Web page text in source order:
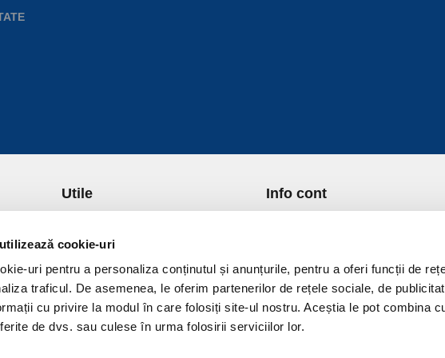
cookie-uri
uri pentru a personaliza conținutul și anunțurile, pentru a oferi funcții de
traficul. De asemenea, le oferim partenerilor de rețele sociale, de
cu privire la modul în care folosiți site-ul nostru. Aceștia le pot combina
de dvs. sau culese în urma folosirii serviciilor lor.
Utile
Transport si Plata
Politica de Returnare
Politica de confidentialitate
Politica Cookies
Termeni si conditii
Info cont
Lista Favorite
GDPR - Protectia datelor
Contact